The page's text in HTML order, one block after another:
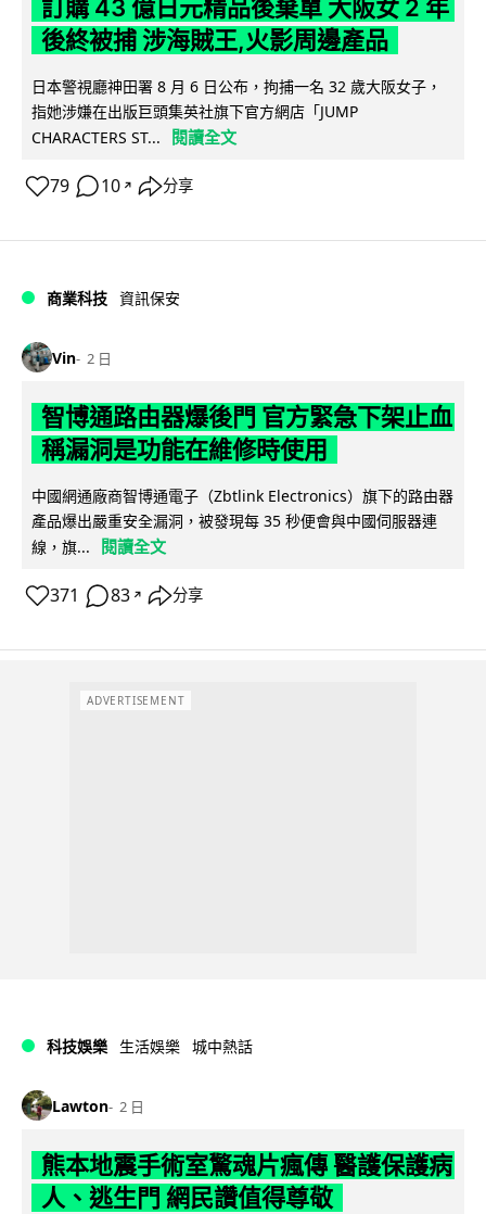
訂購 43 億日元精品後棄單 大阪女 2 年
後終被捕 涉海賊王,火影周邊產品
日本警視廳神田署 8 月 6 日公布，拘捕一名 32 歲大阪女子，
指她涉嫌在出版巨頭集英社旗下官方網店「JUMP
CHARACTERS ST...
閱讀全文
79 10 ↗ 分享
商業科技 資訊保安
Vin 2 日
智博通路由器爆後門 官方緊急下架止血
稱漏洞是功能在維修時使用
中國網通廠商智博通電子（Zbtlink Electronics）旗下的路由器
產品爆出嚴重安全漏洞，被發現每 35 秒便會與中國伺服器連
線，旗...
閱讀全文
371 83 ↗ 分享
ADVERTISEMENT
科技娛樂 生活娛樂 城中熱話
Lawton 2 日
熊本地震手術室驚魂片瘋傳 醫護保護病
人、逃生門 網民讚值得尊敬